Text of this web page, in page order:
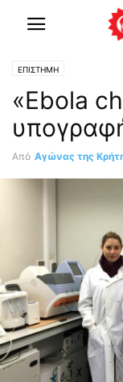
ΕΠΙΣΤΗΜΗ
«Εbola
Από Αγώνας της